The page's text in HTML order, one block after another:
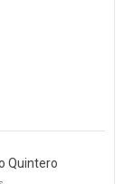
Quintero
en